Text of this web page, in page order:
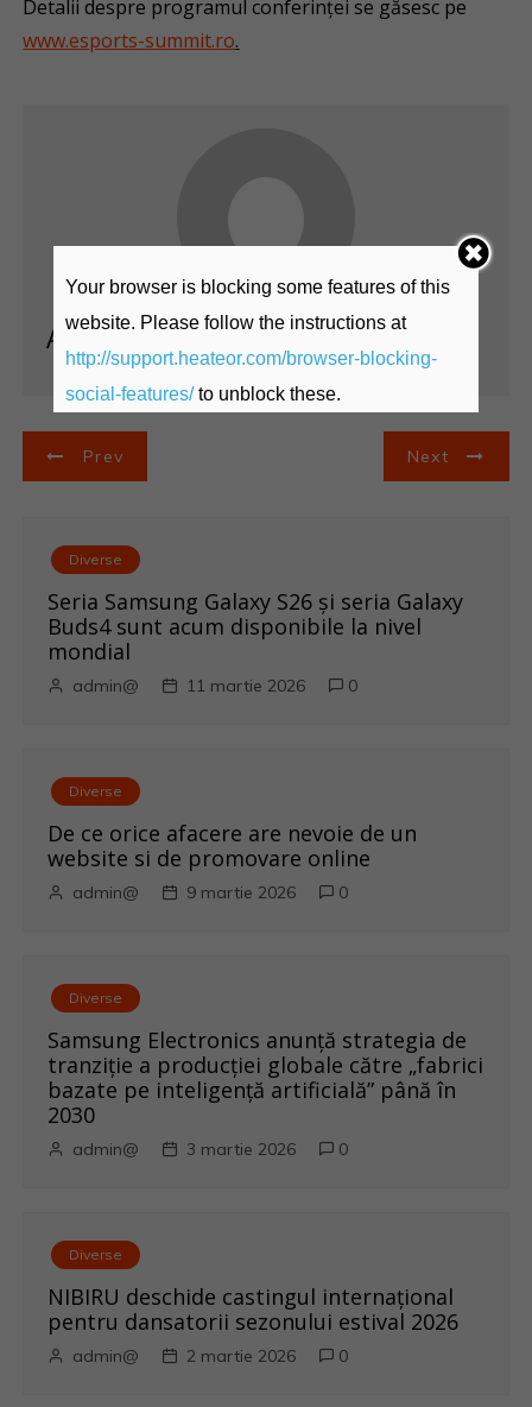
Detalii despre programul conferinței se găsesc pe
www.esports-summit.ro.
Admin@
N
Prev Next
Diverse
Seria Samsung Galaxy S26 și seria Galaxy
Buds4 sunt acum disponibile la nivel
mondial
admin@ 11 martie 2026 0
Diverse
De ce orice afacere are nevoie de un
website si de promovare online
admin@ 9 martie 2026 0
Diverse
Samsung Electronics anunță strategia de
tranziție a producției globale către „fabrici
bazate pe inteligență artificială” până în
2030
admin@ 3 martie 2026 0
Diverse
NIBIRU deschide castingul internațional
pentru dansatorii sezonului estival 2026
admin@ 2 martie 2026 0
Your browser is blocking some features of this
website. Please follow the instructions at
http://support.heateor.com/browser-blocking-
social-features/to unblock these.